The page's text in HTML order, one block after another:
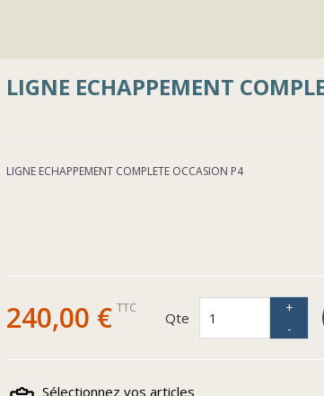
LIGNE ECHAPPEMENT
LIGNE ECHAPPEMENT COMPLETE OCCASION P4
240,00 € TTC
Qte
Sélectionnez vos articles